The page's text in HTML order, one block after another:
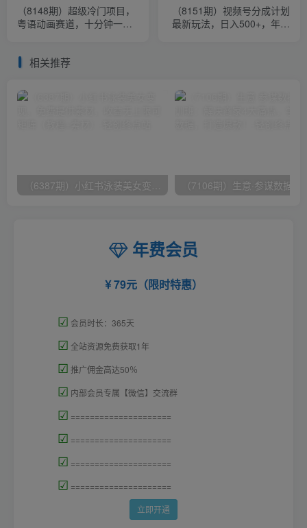
（8148期）超级冷门项目，
粤语动画赛道，十分钟一个
（8151期）视频号分成计划
最新玩法，日入500+，年末
相关推荐
（6387期）小红书泳装美女变现，免费提供素材，收益无上限可矩阵（教程+素材）
年费会员
79元（限时特惠）
☑ 会员时长：365天
☑ 全站资源免费获取1年
☑ 推广佣金高达50％
☑ 内部会员专属【微信】交流群
☑ =====================
☑ =====================
☑ =====================
☑ =====================
立即开通